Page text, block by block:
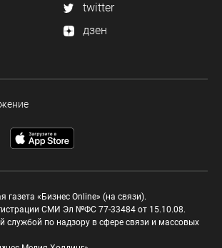
twitter
дзен
газета «Бизнес Online» (на связи).
СМИ Эл №ФС 77-33484 от 15.10.08.
службой по надзору в сфере связи и массовых